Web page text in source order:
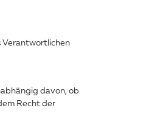
Verantwortlichen
davon, ob
Recht der